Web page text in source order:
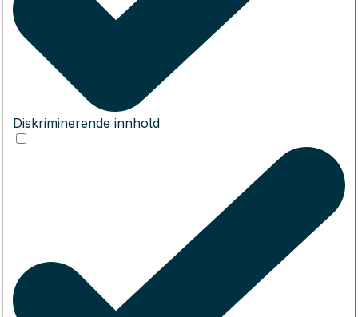
Diskriminerende innhold